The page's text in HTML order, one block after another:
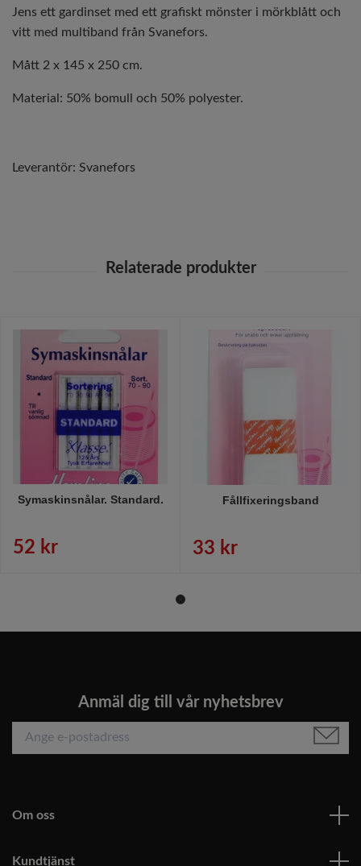
Jens ett gardinset med ett grafiskt mönster i mörkblått och
vitt med multiband från Svanefors.
Mått 2 x 145 x 250 cm.
Material: 50% bomull och 50% polyester.
Leverantör: Svanefors
Symaskinsnålar. Standard.
52 kr
Fållfixeringsband
33 kr
Anmäl dig till vår nyhetsbrev
Om oss
Kundtjänst